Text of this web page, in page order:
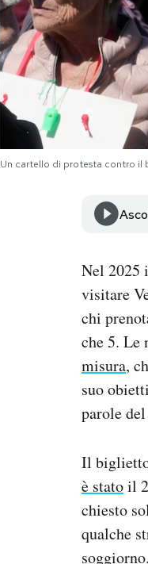
Un cartello di protesta contro il
Nel 2025
visitare
chi
che 5. Le
misura,
suo
parole
Il
è statoil
chiesto
qualche